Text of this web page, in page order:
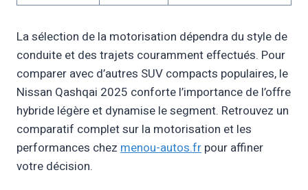
La sélection de la motorisation dépendra du style de
conduite et des trajets couramment effectués. Pour
comparer avec d’autres SUV compacts populaires, le
Nissan Qashqai 2025 conforte l’importance de l’offre
hybride légère et dynamise le segment. Retrouvez un
comparatif complet sur la motorisation et les
performances chez menou-autos.fr pour affiner
votre décision.